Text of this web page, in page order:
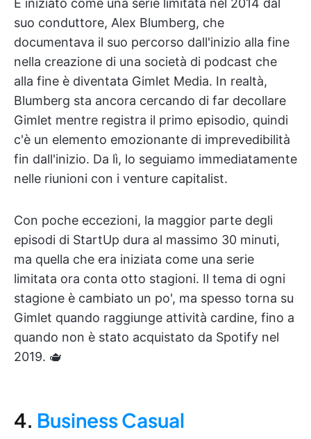
suo conduttore, Alex Blumberg, che
documentava il suo percorso dall'inizio alla fine
nella creazione di una società di podcast che
alla fine è diventata Gimlet Media. In realtà,
Blumberg sta ancora cercando di far decollare
Gimlet mentre registra il primo episodio, quindi
c'è un elemento emozionante di imprevedibilità
fin dall'inizio. Da lì, lo seguiamo immediatamente
nelle riunioni con i venture capitalist.
Con poche eccezioni, la maggior parte degli
episodi di StartUp dura al massimo 30 minuti,
ma quella che era iniziata come una serie
limitata ora conta otto stagioni. Il tema di ogni
stagione è cambiato un po', ma spesso torna su
Gimlet quando raggiunge attività cardine, fino a
quando non è stato acquistato da Spotify nel
2019. 🫖
4. Business Casual